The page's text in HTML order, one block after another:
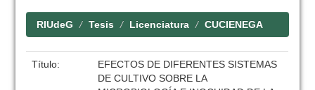
RIUdeG Tesis Licenciatura CUCIENEGA
Título:
EFECTOS DE DIFERENTES SISTEMAS
DE CULTIVO SOBRE LA